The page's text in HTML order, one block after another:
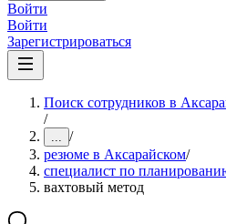
Войти
Войти
Зарегистрироваться
Поиск сотрудников в
/
... /
резюме в Аксарайском/
специалист по
вахтовый метод